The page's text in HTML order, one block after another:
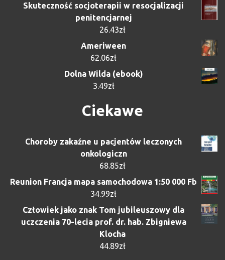
Skuteczność socjoterapii w resocjalizacji
penitencjarnej
26.43zł
Ameriween
62.06zł
Dolna Wilda (ebook)
3.49zł
Ciekawe
Choroby zakaźne u pacjentów leczonych
onkologiczn
68.85zł
Reunion Francja mapa samochodowa 1:50 000 Fb
34.99zł
Człowiek jako znak Tom jubileuszowy dla
uczczenia 70-lecia prof. dr. hab. Zbigniewa
Klocha
44.89zł